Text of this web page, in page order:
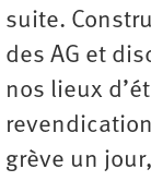
suite.
des AG et
nos lieux
grève un